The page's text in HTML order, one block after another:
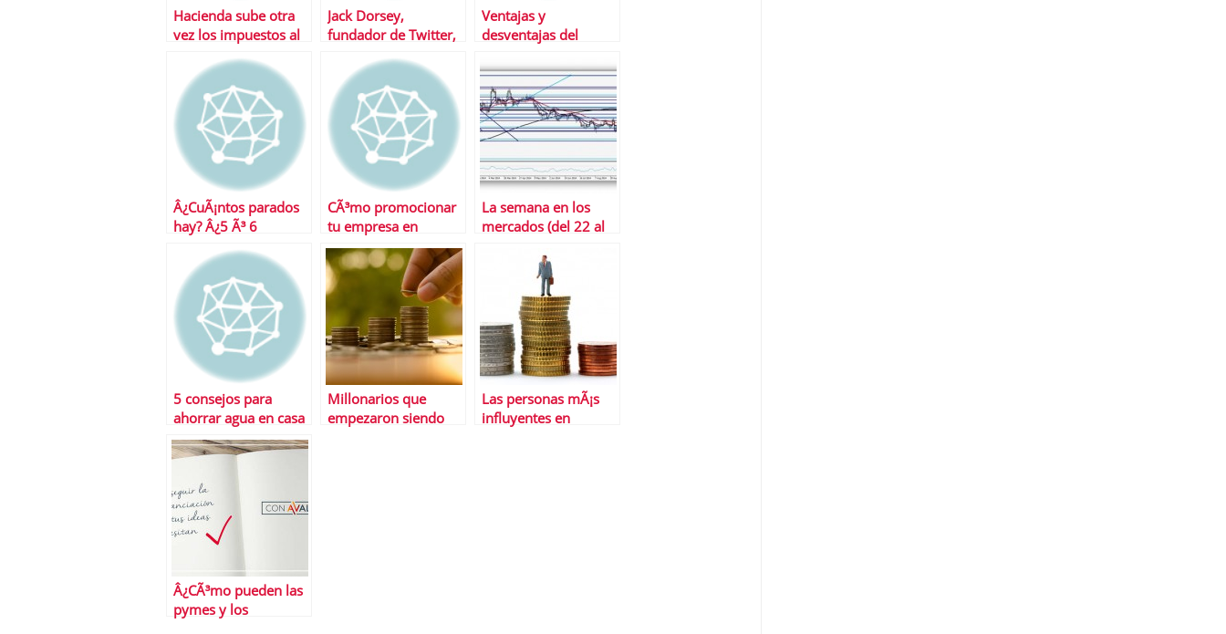
Hacienda sube otra
vez los impuestos al
Jack Dorsey,
fundador de Twitter,
consejos
Ventajas y
desventajas del
Â¿CuÃ¡ntos parados
hay? Â¿5 Ã³ 6
CÃ³mo promocionar
tu empresa en
Linkedin
La semana en los
mercados (del 22 al
5 consejos para
ahorrar agua en casa
Millonarios que
empezaron siendo
Las personas mÃ¡s
influyentes en
Â¿CÃ³mo pueden las
pymes y los